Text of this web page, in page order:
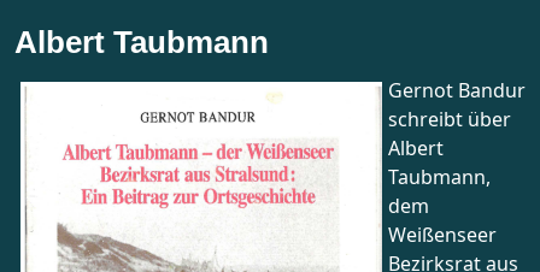
Albert Taubmann
Gernot Bandur
schreibt über
Albert
Taubmann,
dem
Weißenseer
Bezirksrat aus